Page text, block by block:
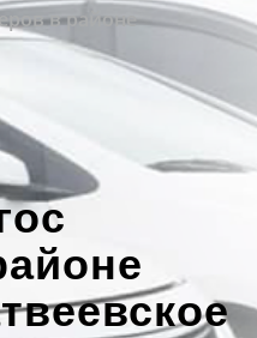
в районе